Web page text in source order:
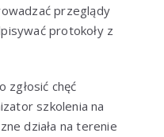
przeglądy
protokoły z
zgłosić chęć
szkolenia na
działa na terenie